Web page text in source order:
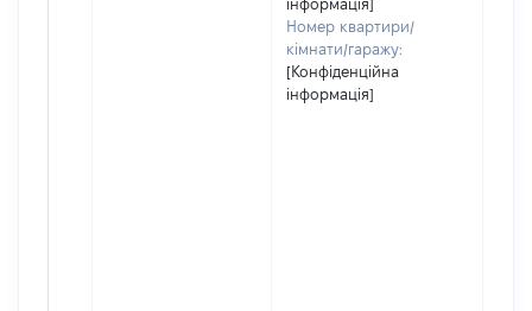
інформація]
Номер квартири/
кімнати/гаражу:
[Конфіденційна
інформація]